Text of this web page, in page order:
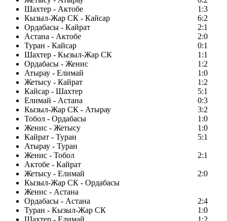
Шахтер - Актобе
1:3
Кызыл-Жар СК - Кайсар
6:2
Ордабасы - Кайрат
2:1
Астана - Актобе
2:0
Туран - Кайсар
0:1
Шахтер - Кызыл-Жар СК
1:1
Ордабасы - Женис
1:2
Атырау - Елимай
1:0
Жетысу - Кайрат
1:2
Кайсар - Шахтер
5:1
Елимай - Астана
0:3
Кызыл-Жар СК - Атырау
3:2
Тобол - Ордабасы
1:0
Женис - Жетысу
1:0
Кайрат - Туран
5:1
Атырау - Туран
Женис - Тобол
2:1
Актобе - Кайрат
Жетысу - Елимай
2:0
Кызыл-Жар СК - Ордабасы
Женис - Астана
Ордабасы - Астана
2:4
Туран - Кызыл-Жар СК
1:0